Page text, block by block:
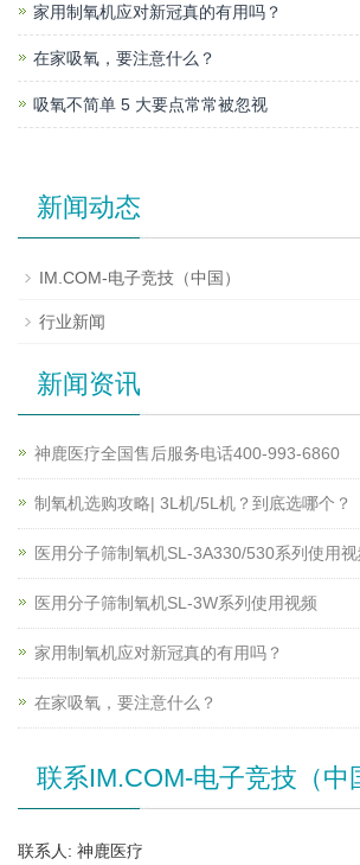
家用制氧机应对新冠真的有用吗？
在家吸氧，要注意什么？
吸氧不简单 5 大要点常常被忽视
新闻动态
IM.COM-电子竞技（中国）
行业新闻
新闻资讯
神鹿医疗全国售后服务电话400-993-6860
制氧机选购攻略| 3L机/5L机？到底选哪个？
医用分子筛制氧机SL-3A330/530系列使用视
医用分子筛制氧机SL-3W系列使用视频
家用制氧机应对新冠真的有用吗？
在家吸氧，要注意什么？
联系IM.COM-电子竞技（中
联系人: 神鹿医疗